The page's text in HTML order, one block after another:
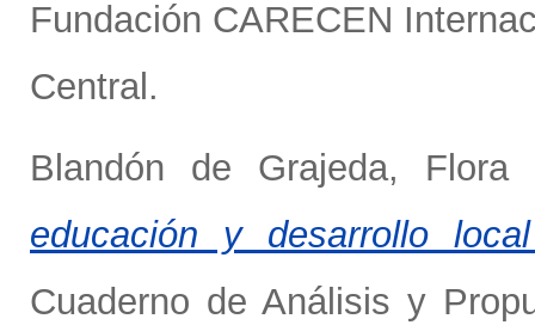
Fundación CARECEN
Central.
Blandón de Grajeda, Flora
educación y desarrollo
Cuaderno de Análisis y